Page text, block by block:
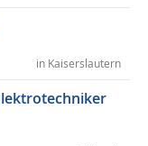
in Kaiserslautern